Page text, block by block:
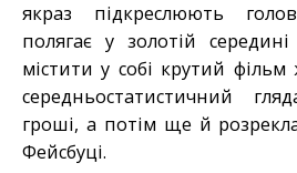
якраз підкреслюють
полягає у золотій
містити у собі крутий
середньостатистичний
гроші, а потім ще й
Фейсбуці.